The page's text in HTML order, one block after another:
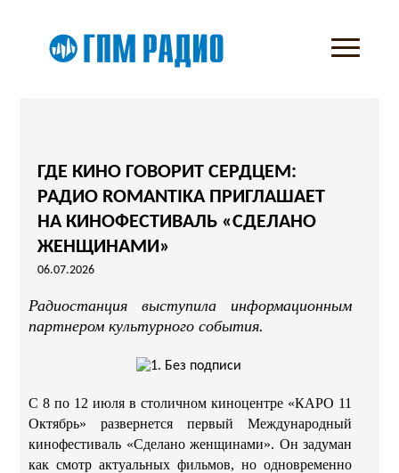
ГДЕ КИНО ГОВОРИТ СЕРДЦЕМ:
РАДИО ROMANTIKA ПРИГЛАШАЕТ
НА КИНОФЕСТИВАЛЬ «СДЕЛАНО
ЖЕНЩИНАМИ»
06.07.2026
Радиостанция выступила информационным
партнером культурного события.
С 8 по 12 июля в столичном киноцентре «КАРО 11
Октябрь» развернется первый Международный
кинофестиваль «Сделано женщинами». Он задуман
как смотр актуальных фильмов, но одновременно